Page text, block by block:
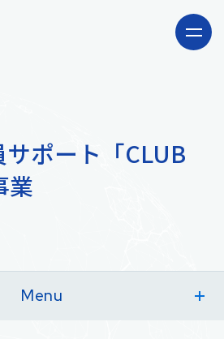
ポート「CLUB
業
Menu